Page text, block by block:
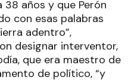
años y que Perón
con esas palabras
adentro”,
designar interventor,
que era maestro de
de político, “y